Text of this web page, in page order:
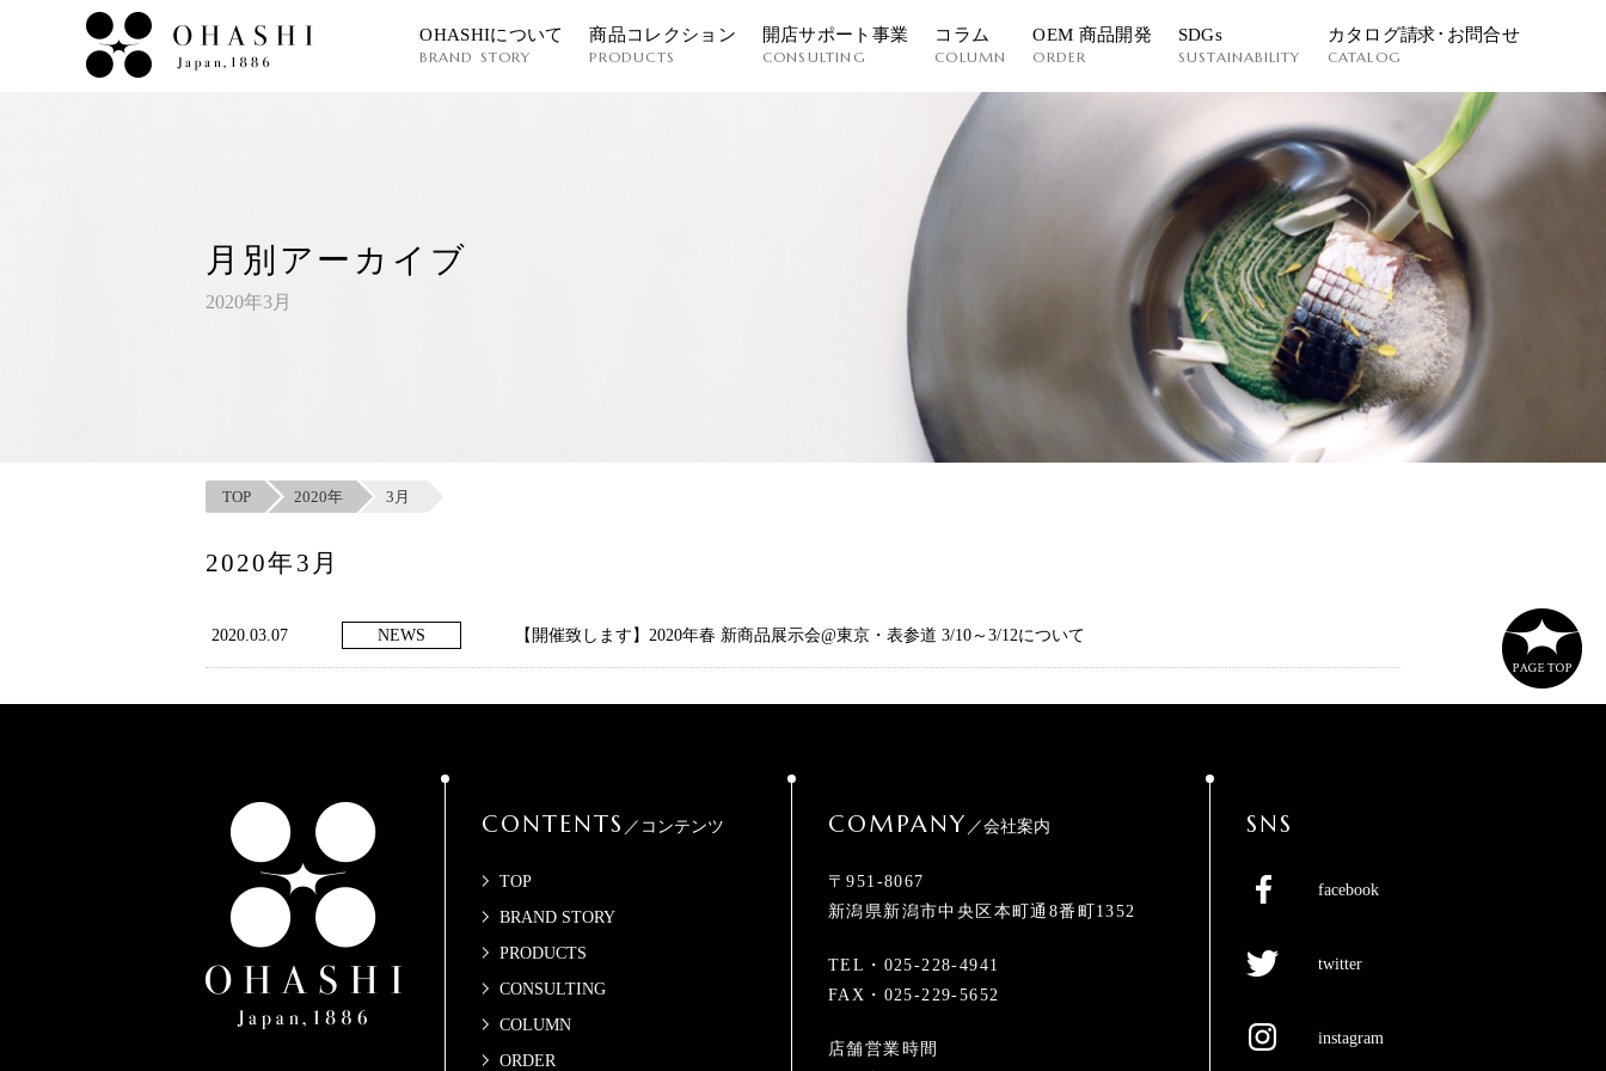
OHASHIについて
BRAND STORY
商品コレクション
PRODUCTS
開店サポート事業
CONSULTING
コラム
COLUMN
OEM 商品開発
ORDER
SDGs
SUSTAINABILITY
カタログ請求･お問合せ
CATALOG
月別アーカイブ
2020年3月
TOP 2020年 3月
2020年3月
2020.03.07 NEWS 【開催致します】2020年春 新商品展示会@東京・表参道 3/10～3/12について
CONTENTS ／コンテンツ
TOP
BRAND STORY
PRODUCTS
CONSULTING
COLUMN
ORDER
COMPANY ／会社案内
〒951-8067
新潟県新潟市中央区本町通8番町1352
TEL・ 025-228-4941
FAX・025-229-5652
店舗営業時間
SNS
facebook
twitter
instagram